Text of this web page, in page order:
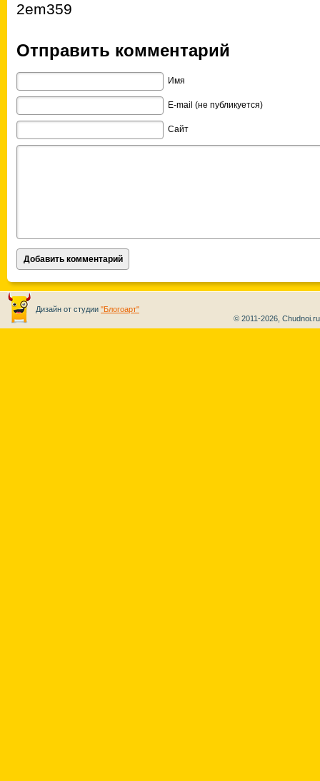
2em359
Отправить комментарий
Имя
E-mail (не публикуется)
Сайт
Дизайн от студии "Блогоарт"
© 2011-2026,